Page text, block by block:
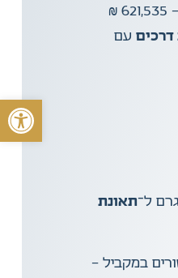
– 621,535 ₪
דרכים עם
תאונת
במקביל –
פתח